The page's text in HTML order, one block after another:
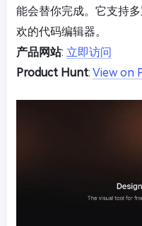
能会替你完成。它支持
欢的代码编辑器。
产品网站: 立即访问
Product Hunt: View on